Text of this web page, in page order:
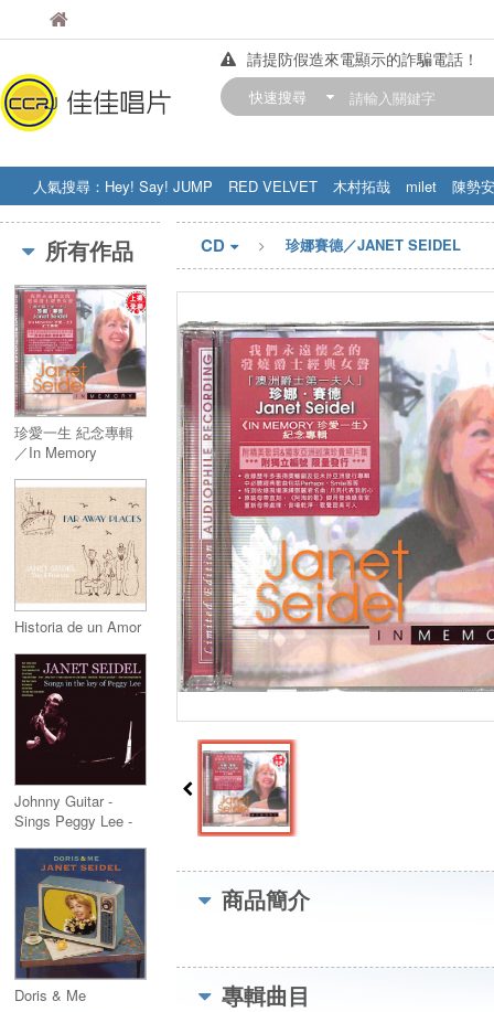
佳佳唱片
請提防假造來電顯示的詐騙電話！
【中華門市營業時間調整公告】
快速搜尋
人氣搜尋： Hey! Say! JUMP RED VELVET 木村拓哉 milet
陳勢安
STRAY KIDS
盧廣仲 周杰伦
所有作品
珍愛一生 紀念專輯
／In Memory
Historia de un Amor
Johnny Guitar -
Sings Peggy Lee -
Doris & Me
CD 珍娜賽德／JANET SEIDEL
商品簡介
專輯曲目